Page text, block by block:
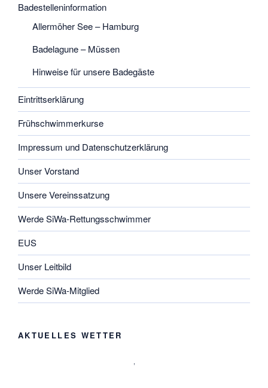
Badestelleninformation
Allermöher See – Hamburg
Badelagune – Müssen
Hinweise für unsere Badegäste
Eintrittserklärung
Frühschwimmerkurse
Impressum und Datenschutzerklärung
Unser Vorstand
Unsere Vereinssatzung
Werde SiWa-Rettungsschwimmer
EUS
Unser Leitbild
Werde SiWa-Mitglied
AKTUELLES WETTER
,